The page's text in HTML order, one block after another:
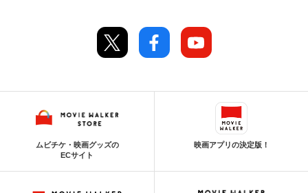
ムビチケ・映画グッズの
ECサイト
映画アプリの決定版！